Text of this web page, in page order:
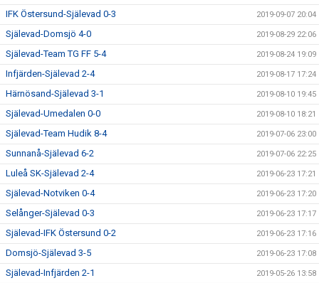
IFK Östersund-Själevad 0-3 2019-09-07 20:04
Själevad-Domsjö 4-0 2019-08-29 22:06
Själevad-Team TG FF 5-4 2019-08-24 19:09
Infjärden-Själevad 2-4 2019-08-17 17:24
Härnösand-Själevad 3-1 2019-08-10 19:45
Själevad-Umedalen 0-0 2019-08-10 18:21
Själevad-Team Hudik 8-4 2019-07-06 23:00
Sunnanå-Själevad 6-2 2019-07-06 22:25
Luleå SK-Själevad 2-4 2019-06-23 17:21
Själevad-Notviken 0-4 2019-06-23 17:20
Selånger-Själevad 0-3 2019-06-23 17:17
Själevad-IFK Östersund 0-2 2019-06-23 17:16
Domsjö-Själevad 3-5 2019-06-23 17:08
Själevad-Infjärden 2-1 2019-05-26 13:58